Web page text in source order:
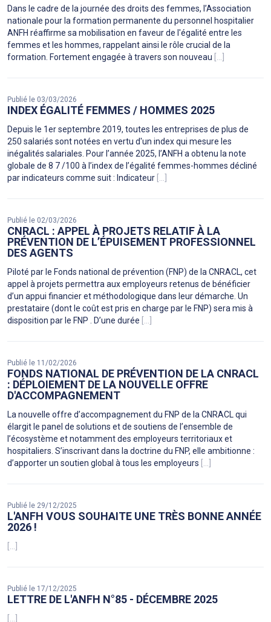
Dans le cadre de la journée des droits des femmes, l’Association
nationale pour la formation permanente du personnel hospitalier
ANFH réaffirme sa mobilisation en faveur de l'égalité entre les
femmes et les hommes, rappelant ainsi le rôle crucial de la
formation. Fortement engagée à travers son nouveau [...]
Publié le 03/03/2026
INDEX ÉGALITÉ FEMMES / HOMMES 2025
Depuis le 1er septembre 2019, toutes les entreprises de plus de
250 salariés sont notées en vertu d'un index qui mesure les
inégalités salariales. Pour l’année 2025, l’ANFH a obtenu la note
globale de 8 7 /100 à l’index de l’égalité femmes-hommes décliné
par indicateurs comme suit : Indicateur [...]
Publié le 02/03/2026
CNRACL : APPEL À PROJETS RELATIF À LA
PRÉVENTION DE L’ÉPUISEMENT PROFESSIONNEL
DES AGENTS
Piloté par le Fonds national de prévention (FNP) de la CNRACL, cet
appel à projets permettra aux employeurs retenus de bénéficier
d’un appui financier et méthodologique dans leur démarche. Un
prestataire (dont le coût est pris en charge par le FNP) sera mis à
disposition par le FNP . D’une durée [...]
Publié le 11/02/2026
FONDS NATIONAL DE PRÉVENTION DE LA CNRACL
: DÉPLOIEMENT DE LA NOUVELLE OFFRE
D'ACCOMPAGNEMENT
La nouvelle offre d’accompagnement du FNP de la CNRACL qui
élargit le panel de solutions et de soutiens de l’ensemble de
l’écosystème et notamment des employeurs territoriaux et
hospitaliers. S’inscrivant dans la doctrine du FNP, elle ambitionne :
d’apporter un soutien global à tous les employeurs [...]
Publié le 29/12/2025
L'ANFH VOUS SOUHAITE UNE TRÈS BONNE ANNÉE
2026 !
[...]
Publié le 17/12/2025
LETTRE DE L'ANFH N°85 - DÉCEMBRE 2025
[...]